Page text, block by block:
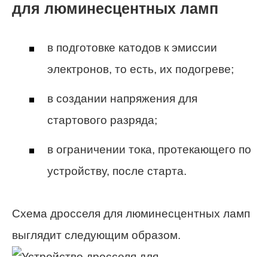
для люминесцентных ламп
в подготовке катодов к эмиссии
электронов, то есть, их подогреве;
в создании напряжения для
стартового разряда;
в ограничении тока, протекающего по
устройству, после старта.
Схема дросселя для люминесцентных ламп
выглядит следующим образом.